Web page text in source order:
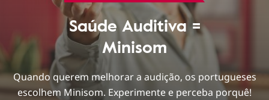
Saúde Auditiva =
Minisom
Quando querem melhorar a audição, os portugueses
escolhem Minisom. Experimente e perceba porquê!